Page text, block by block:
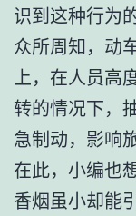
识到这种行为
众所周知，动
上，在人员高
转的情况下，
急制动，影响
在此，小编也
香烟虽小却能